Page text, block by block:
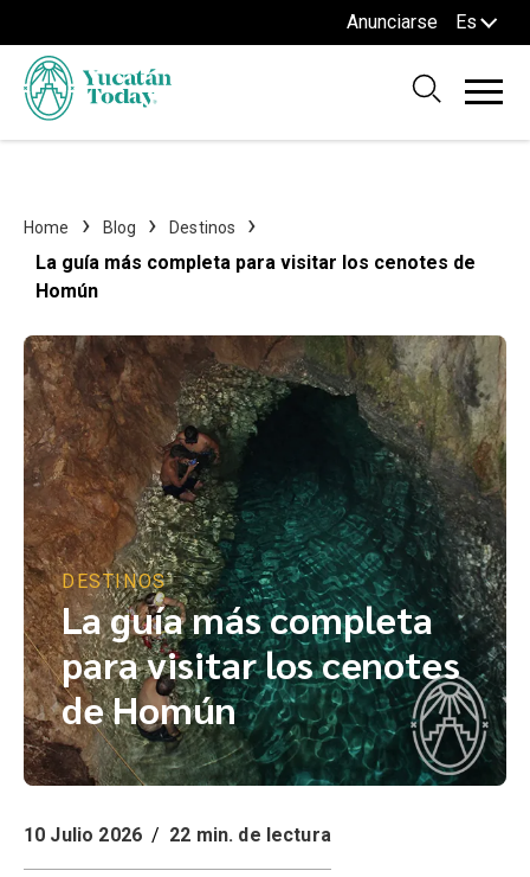
Anunciarse Es
Home Blog Destinos
La guía más completa para visitar los cenotes de
Homún
DESTINOS
La guía más completa
para visitar los cenotes
de Homún
10 Julio 2026 / 22 min. de lectura